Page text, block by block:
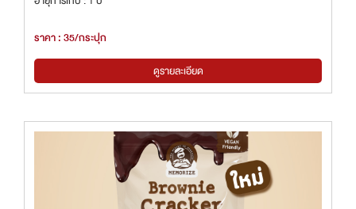
ราคา : 35/กระปุก
ดูรายละเอียด